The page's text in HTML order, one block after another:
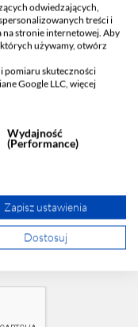
osobowych w celach
Osobowych
Light Factory Sp. z o.o.
komunikacji
lipca 2002 roku o
Nr 144, poz. 1204 ze
odwiedzających,
treści i
na stronie internetowej. Aby
używamy, otwórz
pomiaru skuteczności
Google LLC, więcej
Wydajność
(Performance)
Zapisz ustawienia
Dostosuj